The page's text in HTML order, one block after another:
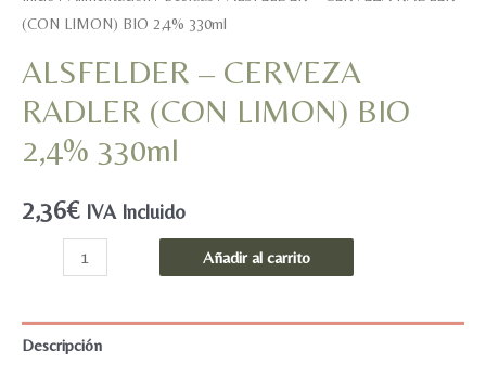
(CON LIMON) BIO 2,4% 330ml
ALSFELDER – CERVEZA
RADLER (CON LIMON) BIO
2,4% 330ml
2,36€ IVA Incluido
ALSFELDER
RADLER
Añadir al carrito
Descripción